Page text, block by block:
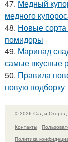
47. Медный
медного
48. Новые
помидоры
49. Маринад
самые вкусные
50. Правила
новую подборку
© 2026 Сад и Огород
Контакты
Политика